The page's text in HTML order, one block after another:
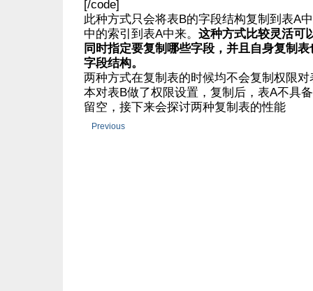
[/code]
此种方式只会将表B的字段结构复制到表A
中的索引到表A中来。 这种方式比较灵活可
同时指定要复制哪些字段，并且自身复制
字段结构。
两种方式在复制表的时候均不会复制权限
本对表B做了权限设置，复制后，表A不具
留空，接下来会探讨两种复制表的性能
Previous